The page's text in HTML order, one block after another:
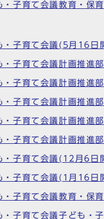
子育て会議教育・保
子育て会議(5月16日
子育て会議計画推進
子育て会議計画推進
子育て会議計画推進
子育て会議計画推進
子育て会議計画推進
子育て会議(12月6日
子育て会議(1月16日
子育て会議教育・保
子育て会議子ども・